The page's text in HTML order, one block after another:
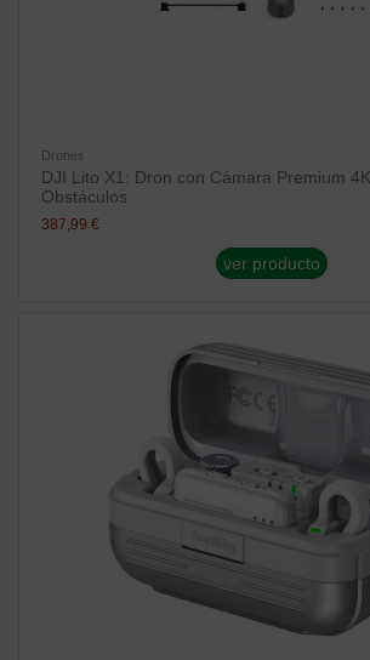
Drones
DJI Lito X1: Dron con Cámara Premium
Obstáculos
387,99 €
ver producto